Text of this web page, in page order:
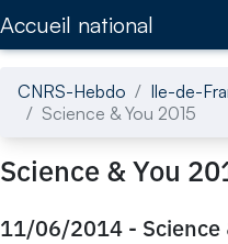
Accueil national
CNRS-Hebdo Ile-de-
Science & You 2015
Science & You
11/06/2014 - Science